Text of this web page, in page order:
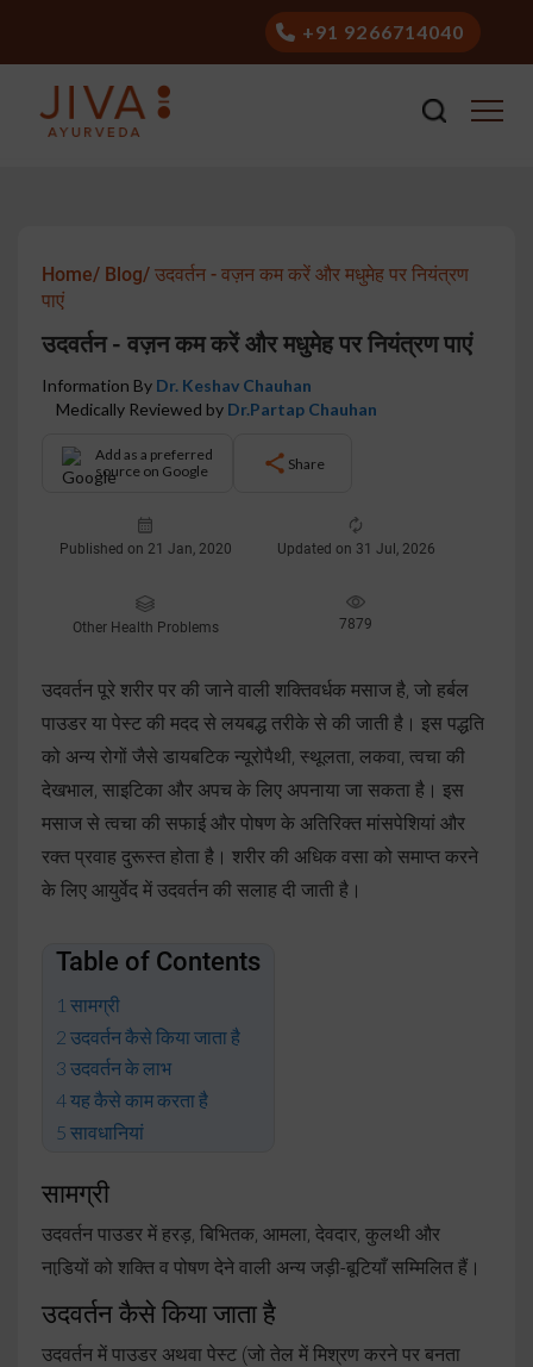
+91 9266714040
Home/ Blog/ उदवर्तन - वज़न कम करें और मधुमेह पर नियंत्रण
पाएं
उदवर्तन - वज़न कम करें और मधुमेह पर नियंत्रण पाएं
Information By Dr. Keshav Chauhan
Medically Reviewed by Dr.Partap Chauhan
Add as a preferred
source on Google
Share
Published on 21 Jan, 2020 Updated on 31 Jul, 2026
Other Health Problems 7879
उदवर्तन पूरे शरीर पर की जाने वाली शक्तिवर्धक मसाज है, जो हर्बल
पाउडर या पेस्ट की मदद से लयबद्ध तरीके से की जाती है। इस पद्धति
को अन्य रोगों जैसे डायबटिक न्यूरोपैथी, स्थूलता, लकवा, त्वचा की
देखभाल, साइटिका और अपच के लिए अपनाया जा सकता है। इस
मसाज से त्वचा की सफाई और पोषण के अतिरिक्त मांसपेशियां और
रक्त प्रवाह दुरूस्त होता है। शरीर की अधिक वसा को समाप्त करने
के लिए आयुर्वेद में उदवर्तन की सलाह दी जाती है।
Table of Contents
सामग्री
उदवर्तन कैसे किया जाता है
उदवर्तन के लाभ
यह कैसे काम करता है
सावधानियां
सामग्री
उदवर्तन पाउडर में हरड़, बिभितक, आमला, देवदार, कुलथी और
नाडि़यों को शक्ति व पोषण देने वाली अन्य जड़ी-बूटियाँ सम्मिलित हैं।
उदवर्तन कैसे किया जाता है
उदवर्तन में पाउडर अथवा पेस्ट (जो तेल में मिश्रण करने पर बनता